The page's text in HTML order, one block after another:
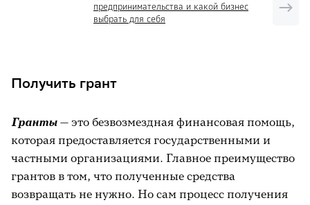
Взять кредит
Обратиться к частному инвестору
Привлечь соучредителей
Взять деньги взаймы
Как искать деньги на открытие бизнеса
предпринимательства и какой бизнес
выбрать для себя
Получить грант
Гранты — это безвозмездная финансовая помощь,
которая предоставляется государственными и
частными организациями. Главное преимущество
грантов в том, что полученные средства
возвращать не нужно. Но сам процесс получения